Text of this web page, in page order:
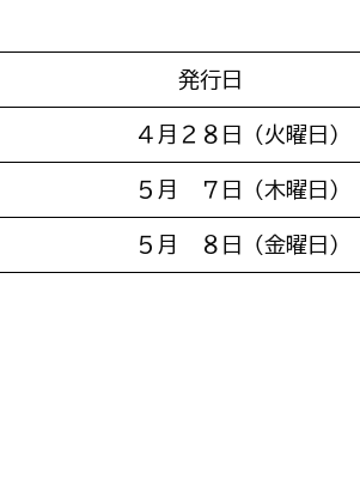
行日
月２８日（火曜日）
月 ７日（木曜日）
月 ８日（金曜日）